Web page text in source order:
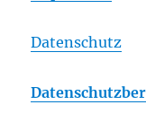
Datenschutz